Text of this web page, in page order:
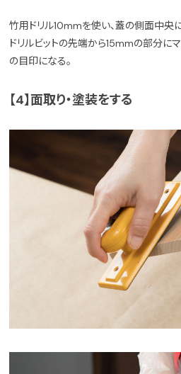
竹用ドリル10mmを使い、蓋の側面中央
ドリルビットの先端から15mmの部分に
の目印になる。
【4】面取り・塗装をする